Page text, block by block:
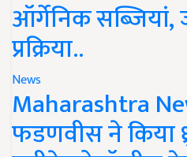
ऑर्गेनिक
प्रक्रिया..
News
Maharashtra
फडणवीस ने किया